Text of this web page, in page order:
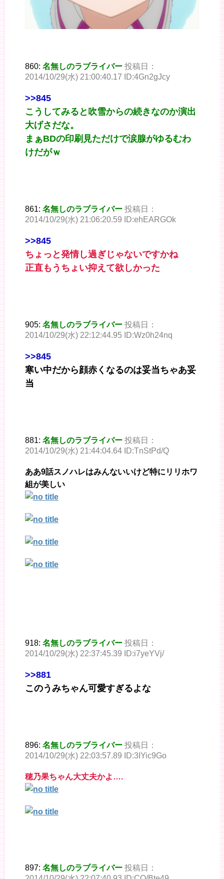
860: 名無しのラブライバー 投稿日：
2014/10/29(水) 21:00:40.17 ID:4Gn2gJcy
>>845
こうしてみると吹雪からの続きなのか演出
大げさだな。
まぁBDの印刷見ただけで涙腺がゆるむわ
けだがｗ
861: 名無しのラブライバー 投稿日：
2014/10/29(水) 21:06:20.59 ID:ehEARGOk
>>845
ちょっと発情し過ぎじゃないですかね
正直もうちょい抑えて欲しかった
905: 名無しのラブライバー 投稿日：
2014/10/29(水) 22:12:44.95 ID:Wz0h24nq
>>845
寒い中だから顔赤くなるのは妥当ちゃあ妥
当
881: 名無しのラブライバー 投稿日：
2014/10/29(水) 21:44:04.64 ID:TnStPd/Q
ああ9話スノハレはみんないいけど特にリリホワ
組が美しい
918: 名無しのラブライバー 投稿日：
2014/10/29(水) 22:37:45.39 ID:i7yeYVj/
>>881
このうみちゃん可愛すぎるよな
896: 名無しのラブライバー 投稿日：
2014/10/29(水) 22:03:57.89 ID:3IYic9Go
穂乃果ちゃん大丈夫かよ….
897: 名無しのラブライバー 投稿日：